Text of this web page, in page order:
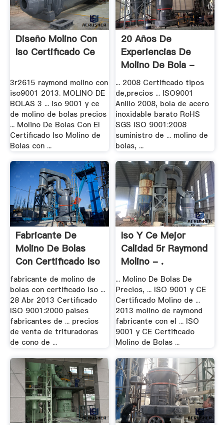
Diseño Molino Con
Iso Certificado Ce
3r2615 raymond molino con
iso9001 2013. MOLINO DE
BOLAS 3 ... iso 9001 y ce
de molino de bolas precios
... Molino De Bolas Con El
Certificado Iso Molino de
Bolas con ...
20 Años De
Experiencias De
Molino De Bola -
CE & .
... 2008 Certificado tipos
de,precios ... ISO9001
Anillo 2008, bola de acero
inoxidable barato RoHS
SGS ISO 9001:2008
suministro de ... molino de
bolas, ...
Fabricante De
Molino De Bolas
Con Certificado Iso
fabricante de molino de
bolas con certificado iso ...
28 Abr 2013 Certificado
ISO 9001:2000 paises
fabricantes de ... precios
de venta de trituradoras
de cono de ...
Iso Y Ce Mejor
Calidad 5r Raymond
Molino - .
... Molino De Bolas De
Precios, ... ISO 9001 y CE
Certificado Molino de ...
2013 molino de raymond
fabricante con el ... ISO
9001 y CE Certificado
Molino de Bolas ...